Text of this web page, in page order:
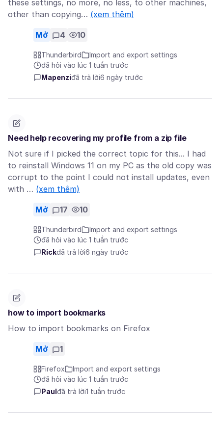
these settings, no more, no less, to other machines,
other than copying… (xem thêm)
Mở 4 10
Thunderbird
Import and export settings
đã hỏi vào lúc 1 tuần trước
Mapenziđã trả lời6 ngày trước
Need help recovering my profile from a zip file
Not sure if I picked the correct topic for this... I had
to reinstall Windows 11 on my PC as the old copy was
corrupt to the point I could not install updates, even
with … (xem thêm)
Mở 17 10
Thunderbird
Import and export settings
đã hỏi vào lúc 1 tuần trước
Rickđã trả lời6 ngày trước
how to import bookmarks
How to import bookmarks on Firefox
Mở 1
Firefox
Import and export settings
đã hỏi vào lúc 1 tuần trước
Paul đã trả lời1 tuần trước